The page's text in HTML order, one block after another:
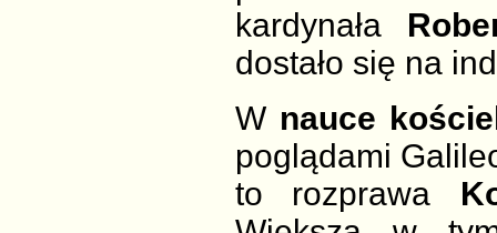
kardynała
dostało się na
W nauce
poglądami
to rozprawa